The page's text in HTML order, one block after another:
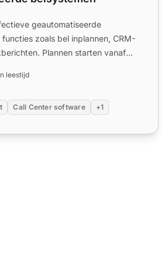
geautomatiseerde
zoals bel inplannen, CRM-
Plannen starten vanaf
leestijd
Call Center software +1